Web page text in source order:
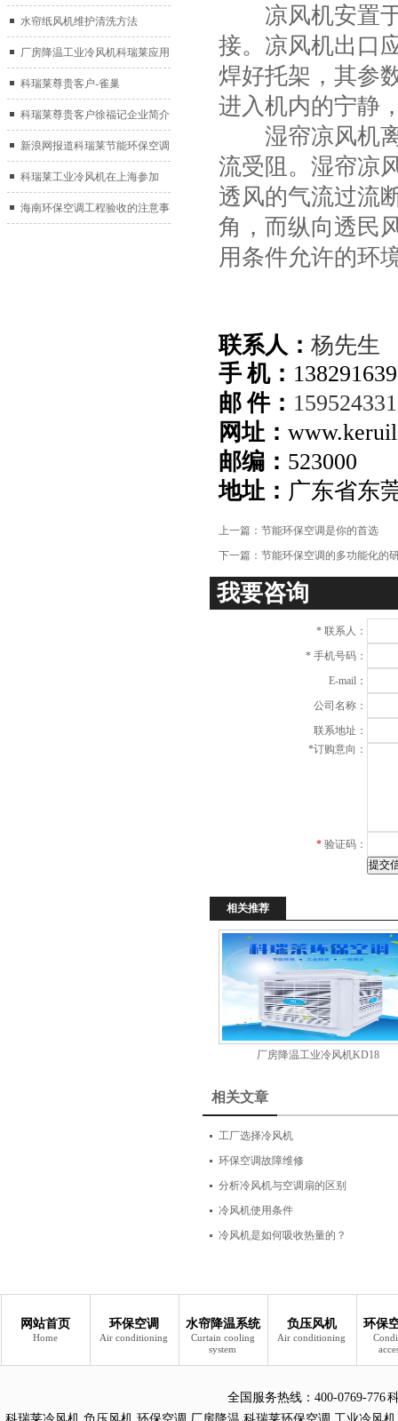
水帘纸风机维护清洗方法
厂房降温工业冷风机科瑞莱应用
于广州制鞋厂
科瑞莱尊贵客户-雀巢
科瑞莱尊贵客户徐福记企业简介
新浪网报道科瑞莱节能环保空调
扇
科瑞莱工业冷风机在上海参加
2017中国制冷展
海南环保空调工程验收的注意事
凉风机安置于
接。凉风机出口
焊好托架，其参
进入机内的宁静
湿帘凉风机离
流受阻。湿帘凉
透风的气流过流
角，而纵向透民
用条件允许的环
联系人： 杨先生
手 机：
邮 件：
网址：
邮编： 523000
地址： 广东省东
上一篇： 节能环保空调是你的首选
下一篇： 节能环保空调的多功能化的
我要咨询
* 联系人：
* 手机号码：
E-mail：
公司名称：
联系地址：
*订购意向：
* 验证码：
相关推荐
厂房降温工业冷风机KD18
相关文章
工厂选择冷风机
环保空调故障维修
分析冷风机与空调扇的区别
冷风机使用条件
冷风机是如何吸收热量的？
网站首页
Home
环保空调
Air conditioning
水帘降温系统
Curtain cooling
system
负压风机
Air conditioning
环保
全国服务热线： 400-0769-776